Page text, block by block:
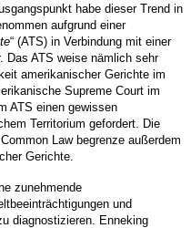
habe dieser Trend in
aufgrund einer
“ (ATS) in Verbindung mit einer
Das ATS weise nämlich sehr
amerikanischer Gerichte im
Supreme Court im
ATS einen gewissen
Territorium gefordert. Die
Law begrenze außerdem
Gerichte.
zunehmende
und
diagnostizieren. Enneking